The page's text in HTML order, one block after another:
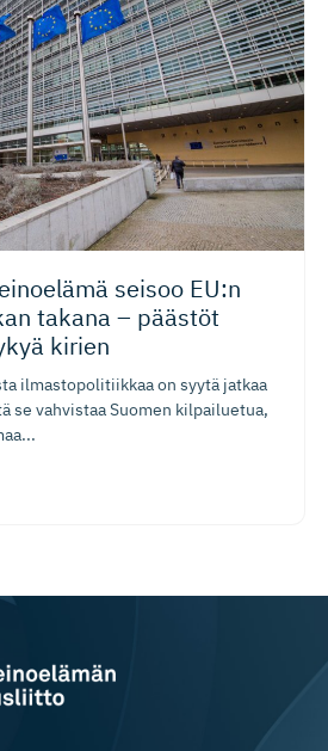
seisoo EU:n
takana – päästöt
kirien
ilmastopolitiikkaa on syytä jatkaa
se vahvistaa Suomen kilpailuetua,